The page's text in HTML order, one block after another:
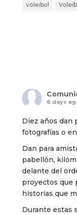
voleibol
6 days
Diez años dan
fotografías o
Dan para
pabellón,
delante del
proyectos que
historias que
Durante estas